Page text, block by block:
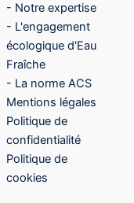
- Notre expertise
- L'engagement
écologique d'Eau
Fraîche
- La norme ACS
Mentions légales
Politique de
confidentialité
Politique de
cookies